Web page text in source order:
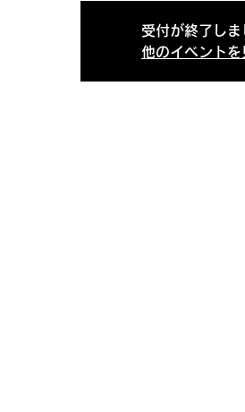
受付が終了しま
他のイベントを